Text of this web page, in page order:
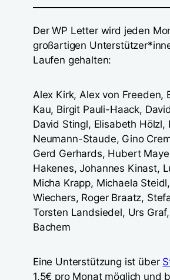
Der WP Letter wird jeden
großartigen
Laufen gehalten:
Alex Kirk, Alex von Freeden,
Kau, Birgit Pauli-Haack,
David Stingl, Elisabeth Hölzl,
Neumann-Staude, Gino
Gerd Gerhards, Hubert
Hakenes, Johannes Kinast,
Micha Krapp, Michaela
Wiechers, Roger Braatz,
Torsten Landsiedel, Urs
Bachem
Eine Unterstützung ist über
1,5€ pro Monat möglich und